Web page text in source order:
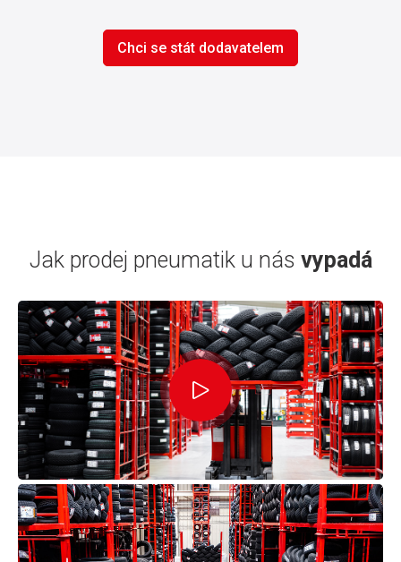
Chci se stát dodavatelem
Jak prodej pneumatik u nás vypadá